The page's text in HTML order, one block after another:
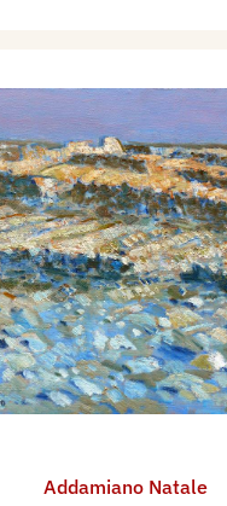
Addamiano Natale